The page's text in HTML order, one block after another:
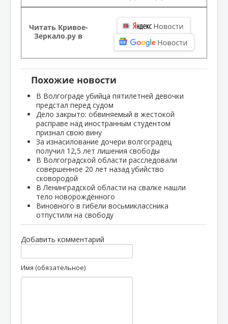
Читать Кривое-
Зеркало.ру в
Похожие новости
В Волгограде убийца пятилетней девочки
предстал перед судом
Дело закрыто: обвиняемый в жестокой
расправе над иностранным студентом
признал свою вину
За изнасилование дочери волгоградец
получил 12,5 лет лишения свободы
В Волгоградской области расследовали
совершенное 20 лет назад убийство
сковородой
В Ленинградской области на свалке нашли
тело новорождённого
Виновного в гибели восьмиклассника
отпустили на свободу
Добавить комментарий
Имя (обязательное)